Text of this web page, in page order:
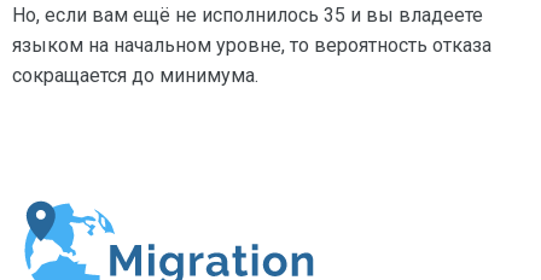
Но, если вам ещё не исполнилось 35 и вы владеете
языком на начальном уровне, то вероятность отказа
сокращается до минимума.